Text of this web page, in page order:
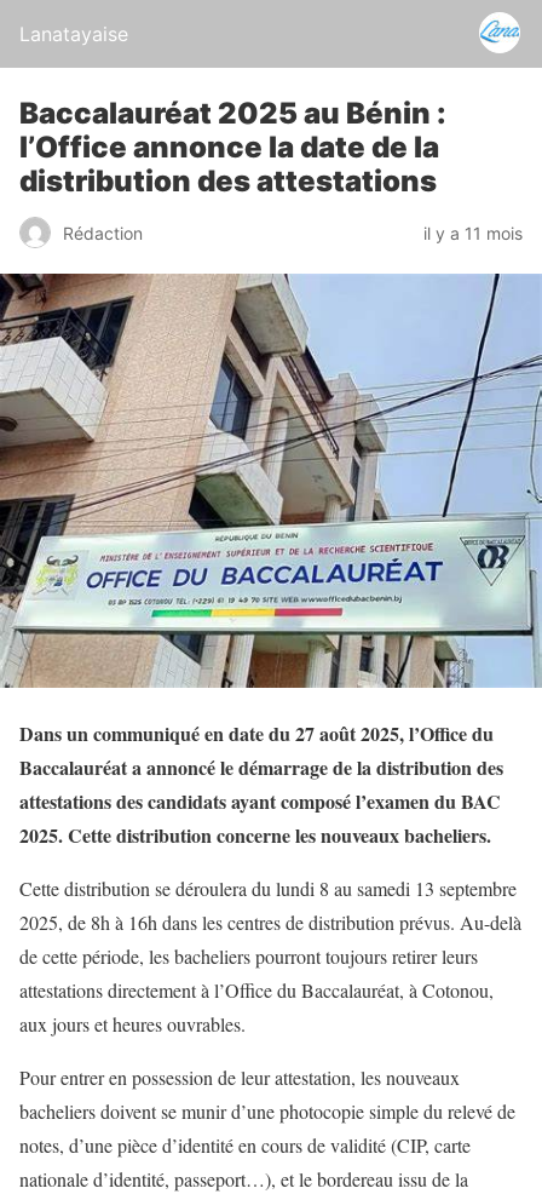
Lanatayaise
Baccalauréat 2025 au Bénin :
l’Office annonce la date de la
distribution des attestations
Rédaction il y a 11 mois
Dans un communiqué en date du 27 août 2025, l’Office du
Baccalauréat a annoncé le démarrage de la distribution des
attestations des candidats ayant composé l’examen du BAC
2025. Cette distribution concerne les nouveaux bacheliers.
Cette distribution se déroulera du lundi 8 au samedi 13 septembre
2025, de 8h à 16h dans les centres de distribution prévus. Au-delà
de cette période, les bacheliers pourront toujours retirer leurs
attestations directement à l’Office du Baccalauréat, à Cotonou,
aux jours et heures ouvrables.
Pour entrer en possession de leur attestation, les nouveaux
bacheliers doivent se munir d’une photocopie simple du relevé de
notes, d’une pièce d’identité en cours de validité (CIP, carte
nationale d’identité, passeport…), et le bordereau issu de la